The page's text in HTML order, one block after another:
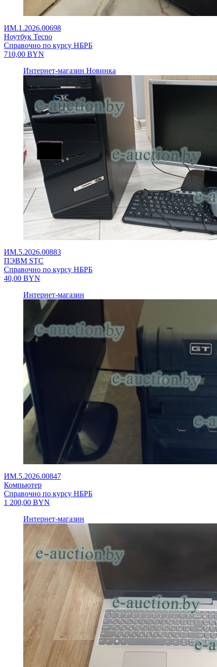
ИМ.1.2026.00698
Ноутбук Tecno
Справочно по курсу НБРБ
710,00 BYN
Интернет-магазин Новинка
ИМ.5.2026.00883
ПЭВМ STC
Справочно по курсу НБРБ
40,00 BYN
Интернет-магазин
ИМ.5.2026.00847
Компьютер
Справочно по курсу НБРБ
1 200,00 BYN
Интернет-магазин